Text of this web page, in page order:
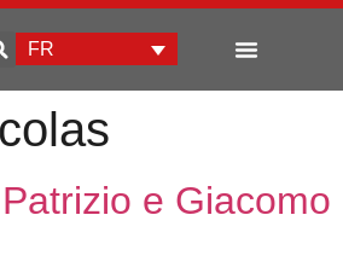
FR
e Giacomo